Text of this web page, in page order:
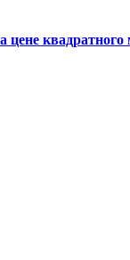
квадратного